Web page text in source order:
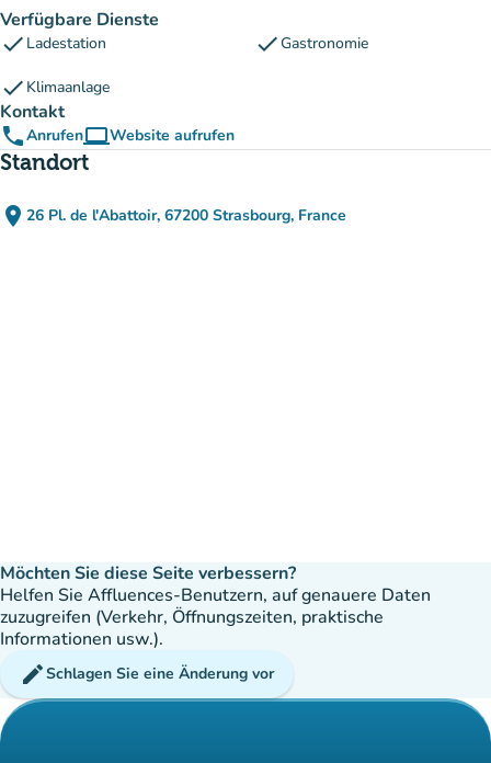
Verfügbare Dienste
check Ladestation checkGastronomie
check Klimaanlage
Kontakt
phoneAnrufencomputerWebsite aufrufen
(new tab)
Standort
place 26 Pl. de l'Abattoir, 67200 Strasbourg, France
(in Google Maps öffnen)
(new tab)
Möchten Sie diese Seite verbessern?
Helfen Sie Affluences-Benutzern, auf genauere Daten
zuzugreifen (Verkehr, Öffnungszeiten, praktische
Informationen usw.).
editSchlagen Sie eine Änderung vor